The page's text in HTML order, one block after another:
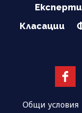
Експерти
Класации
Общи условия